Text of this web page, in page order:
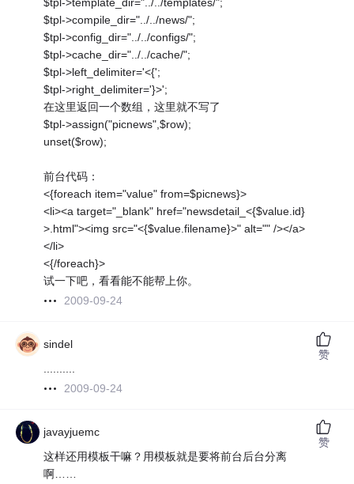
$tpl->template_dir="../../templates/";
$tpl->compile_dir="../../news/";
$tpl->config_dir="../../configs/";
$tpl->cache_dir="../../cache/";
$tpl->left_delimiter='<{';
$tpl->right_delimiter='}>';
在这里返回一个数组，这里就不写了
$tpl->assign("picnews",$row);
unset($row);
前台代码：
<{foreach item="value" from=$picnews}>
<li><a target="_blank" href="newsdetail_<{$value.id}
>.html"><img src="<{$value.filename}>" alt="" /></a>
</li>
<{/foreach}>
试一下吧，看看能不能帮上你。
2009-09-24
sindel
..........
2009-09-24
赞
javayjuemc
这样还用模板干嘛？用模板就是要将前台后台分离
啊……
赞